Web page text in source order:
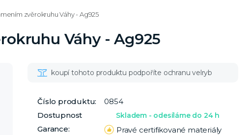
zvěrokruhu Váhy - Ag925
Váhy - Ag925
Číslo produktu:
0854
Dostupnost
Skladem - odesíláme do 24 h
Garance: Pravé certifikované materiály